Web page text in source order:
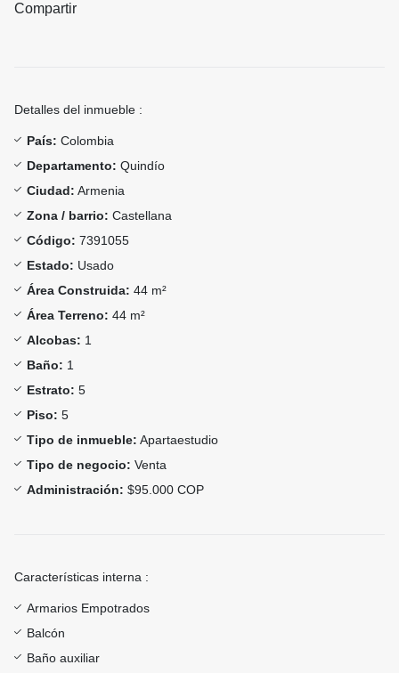
Compartir
Detalles del inmueble :
País: Colombia
Departamento: Quindío
Ciudad: Armenia
Zona / barrio: Castellana
Código: 7391055
Estado: Usado
Área Construida: 44 m²
Área Terreno: 44 m²
Alcobas: 1
Baño: 1
Estrato: 5
Piso: 5
Tipo de inmueble: Apartaestudio
Tipo de negocio: Venta
Administración: $95.000 COP
Características interna :
Armarios Empotrados
Balcón
Baño auxiliar